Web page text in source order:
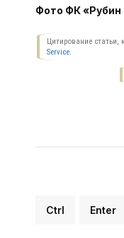
Фото ФК «Рубин
Цитирование статьи,
Service.
Ctrl Enter